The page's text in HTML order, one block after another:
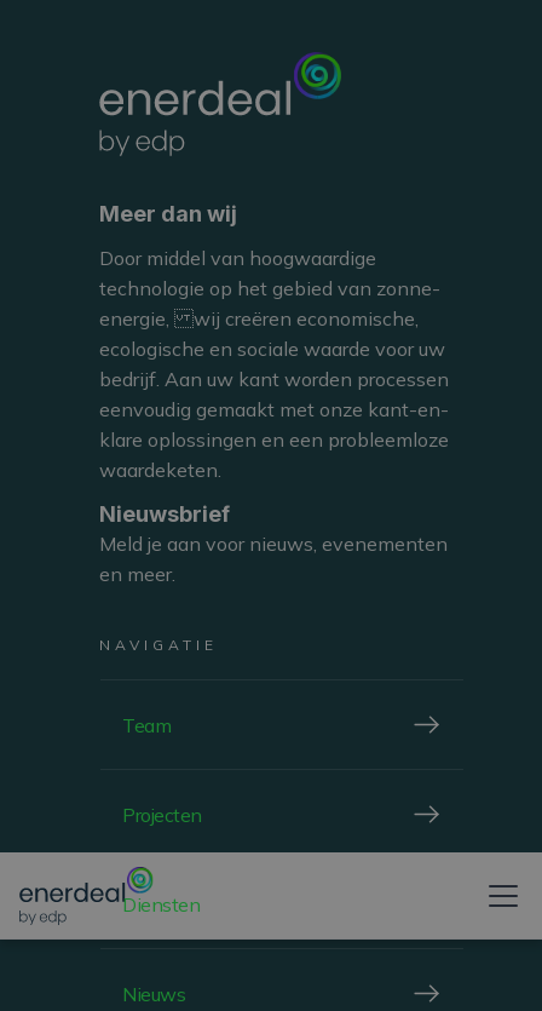
BEKIJKEN
LOUVAIN-LA-NEUVE, BELGIUM
MONNET Innovation Center
BEKIJKEN
WINDHOF, LUXEMBOURG
NAVIGATIE
Team
Projecten
Diensten
Nieuws
Meer dan wij
Door middel van hoogwaardige
technologie op het gebied van zonne-
energie, wij creëren economische,
ecologische en sociale waarde voor uw
bedrijf. Aan uw kant worden processen
eenvoudig gemaakt met onze kant-en-
klare oplossingen en een probleemloze
waardeketen.
Nieuwsbrief
Meld je aan voor nieuws, evenementen
en meer.